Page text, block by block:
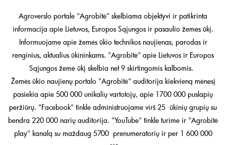
Agroverslo portale "Agrobitė" skelbiama objektyvi ir patikrinta
informacija apie Lietuvos, Europos Sąjungos ir pasaulio žemės ūkį.
Informuojame apie žemės ūkio technikos naujienas, parodas ir
renginius, aktualius ūkininkams. "Agrobitė" apie Lietuvos ir Europos
Sąjungos žemė ūkį skelbia net 9 skirtingomis kalbomis.
Žemės ūkio naujienų portalo "Agrobitė" auditorija kiekvieną mėnesį
pasiekia apie 500 000 unikalių vartotojų, apie 1700 000 puslapių
peržiūrų. "Facebook" tinkle administruojame virš 25 ūkinių grupių su
bendra 220 000 narių auditorija. "YouTube" tinkle turime ir "Agrobitė
play" kanalą su maždaug 5700 prenumeratorių ir per 1 600 000